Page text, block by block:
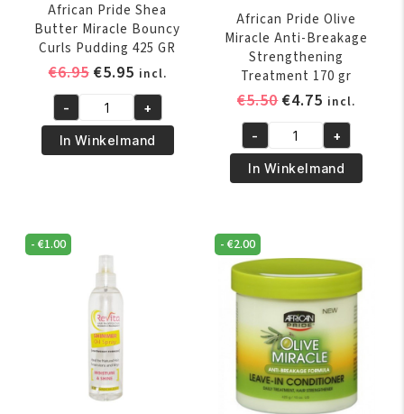
African Pride Shea
Butter Miracle Bouncy
Curls Pudding 425 GR
€6.95 Oorspronkelijke
was:
€6.95.
€5.95Huidige
prijs
is:
€5.95.
incl.
African
Pride
Shea
Curls
Pudding
aantal
- +
In Winkelmand
African Pride Olive
Miracle Anti-Breakage
Strengthening
Treatment 170 gr
€5.50
was:
€5.50.
€4.75 Huidige
prijs
is:
€4.75.
incl.
African
Pride
Olive
Anti-
Breakage
Strengthening
Treatment
gr
aantal
- +
In Winkelmand
-€1.00 -€2.00